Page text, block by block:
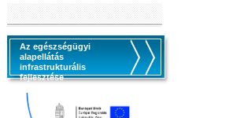
Az egészségügyi
alapellátás
infrastrukturális
fejlesztése